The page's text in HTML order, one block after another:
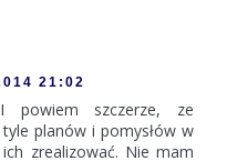
21:02
I powiem szczerze, ze
planów i pomysłów w
zrealizować. Nie mam